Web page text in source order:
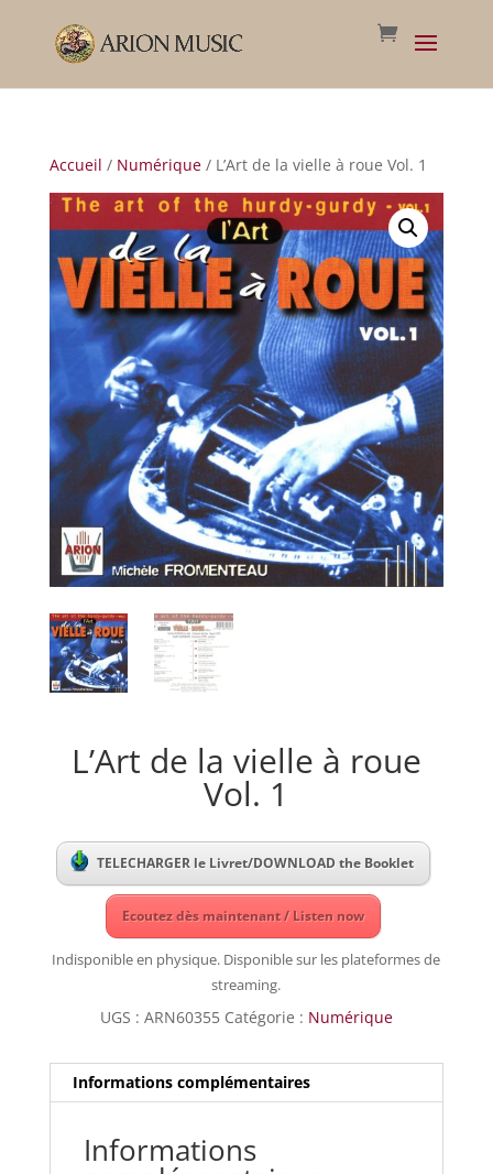
Accueil / Numérique/ L’Art de la vielle à roue Vol. 1
L’Art de la vielle à roue
Vol. 1
TELECHARGER le Livret/DOWNLOAD the Booklet
Ecoutez dès maintenant / Listen now
Indisponible en physique. Disponible sur les plateformes de
streaming.
UGS : ARN60355 Catégorie : Numérique
Informations complémentaires
Informations